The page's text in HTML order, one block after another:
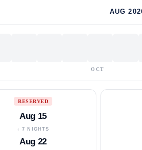
AUG
OCT
RESERVED
Aug 15
↓ 7 NIGHTS
Aug 22